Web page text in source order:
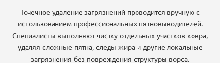
Точечное удаление загрязнений проводится вручную с
использованием профессиональных пятновыводителей.
Специалисты выполняют чистку отдельных участков ковра,
удаляя сложные пятна, следы жира и другие локальные
загрязнения без повреждения структуры ворса.